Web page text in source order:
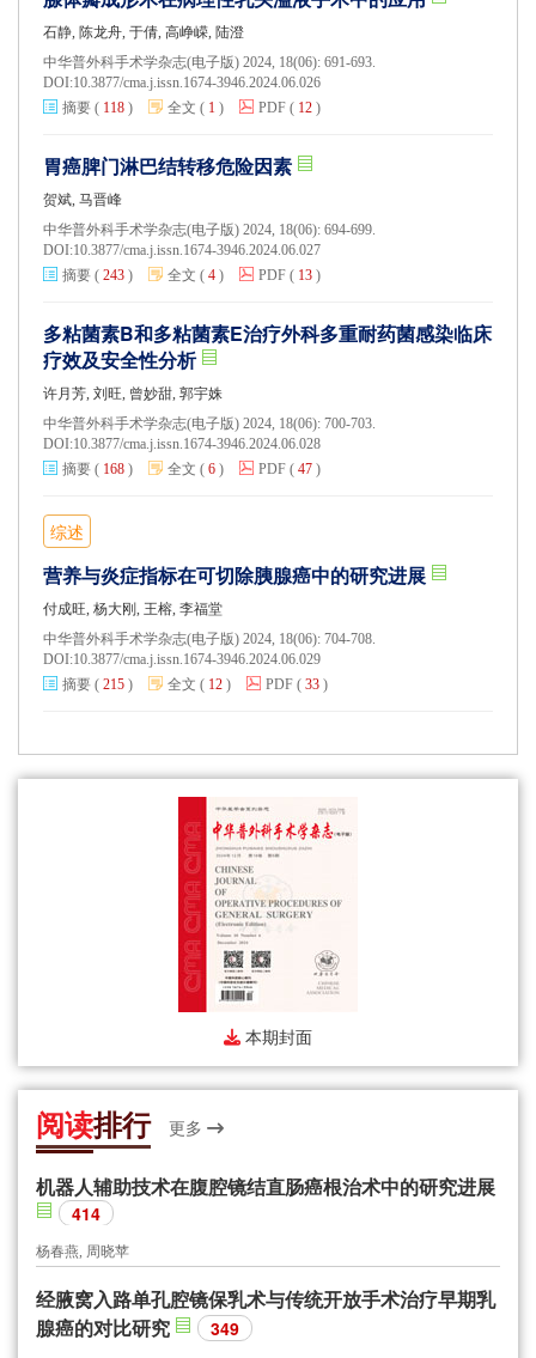
石静, 陈龙舟, 于倩, 高峥嵘, 陆澄
中华普外科手术学杂志(电子版) 2024, 18(06): 691-693.
DOI:10.3877/cma.j.issn.1674-3946.2024.06.026
摘要 ( 118 ) 全文 ( 1 ) PDF ( 12 )
胃癌脾门淋巴结转移危险因素
贺斌, 马晋峰
中华普外科手术学杂志(电子版) 2024, 18(06): 694-699.
DOI:10.3877/cma.j.issn.1674-3946.2024.06.027
摘要 ( 243 ) 全文 ( 4 ) PDF ( 13 )
多粘菌素B和多粘菌素E治疗外科多重耐药菌感染临床
疗效及安全性分析
许月芳, 刘旺, 曾妙甜, 郭宇姝
中华普外科手术学杂志(电子版) 2024, 18(06): 700-703.
DOI:10.3877/cma.j.issn.1674-3946.2024.06.028
摘要 ( 168 ) 全文 ( 6 ) PDF ( 47 )
综述
营养与炎症指标在可切除胰腺癌中的研究进展
付成旺, 杨大刚, 王榕, 李福堂
中华普外科手术学杂志(电子版) 2024, 18(06): 704-708.
DOI:10.3877/cma.j.issn.1674-3946.2024.06.029
摘要 ( 215 ) 全文 ( 12 ) PDF ( 33 )
本期封面
阅读排行 更多
机器人辅助技术在腹腔镜结直肠癌根治术中的研究进展
414
杨春燕, 周晓苹
经腋窝入路单孔腔镜保乳术与传统开放手术治疗早期乳
腺癌的对比研究
349